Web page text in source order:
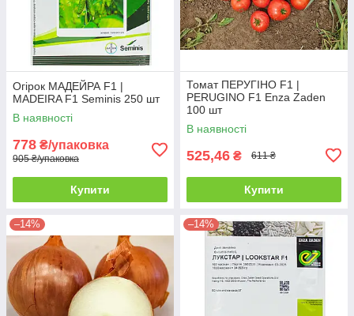
Огірок МАДЕЙРА F1 |
MADEIRA F1 Seminis 250 шт
В наявності
778 ₴/упаковка
905 ₴/упаковка
Купити
Томат ПЕРУГІНО F1 |
PERUGINO F1 Enza Zaden
100 шт
В наявності
525,46 ₴ 611 ₴
Купити
–14% –14%